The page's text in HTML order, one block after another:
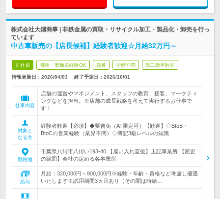
株式会社大畑商事 | 非鉄金属の買取・リサイクル加工・製品化・卸売を行っ
ています
中古車販売の【店長候補】経験者歓迎☆月給32万円～
正社員 職種・業種未経験OK 急募 学歴不問 第二新卒歓迎
情報更新日：2026/04/03 終了予定日： 2026/10/01
仕事内容
店舗の運営やマネジメント、スタッフの教育、接客、マーケティ
ングなどを担当。※店舗の成長戦略を考えて実行するお仕事で
す！
対象と
なる方
経験者歓迎【必須】◆要普免（AT限定可）【歓迎】◇BtoB・
BtoCの営業経験（業界不問）◇簿記3級レベルの知識
勤務地
千葉県八街市八街い193-40 【雇い入れ直後】上記事業所 【変更
の範囲】会社の定める各事業所
給与
月給：320,000円～900,000円※経験・年齢・資格など考慮し優遇
いたします※試用期間3ヵ月あり（その間は時給…